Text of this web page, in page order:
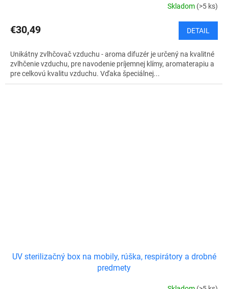
Skladom (>5 ks)
€30,49 DETAIL
Unikátny zvlhčovač vzduchu - aroma difuzér je určený na kvalitné
zvlhčenie vzduchu, pre navodenie príjemnej klímy, aromaterapiu a
pre celkovú kvalitu vzduchu. Vďaka špeciálnej...
UV sterilizačný box na mobily, rúška, respirátory a drobné
predmety